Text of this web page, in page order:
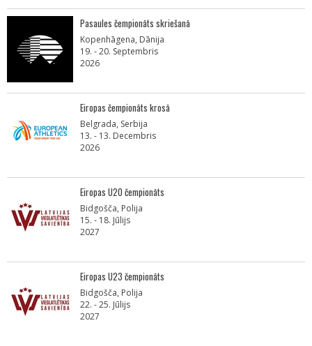
Pasaules čempionāts skriešanā
Kopenhāgena, Dānija
19. - 20. Septembris
2026
Eiropas čempionāts krosā
Belgrada, Serbija
13. - 13. Decembris
2026
Eiropas U20 čempionāts
Bidgošča, Polija
15. - 18. Jūlijs
2027
Eiropas U23 čempionāts
Bidgošča, Polija
22. - 25. Jūlijs
2027